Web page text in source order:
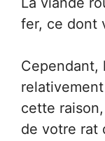
fer, ce dont
Cependant,
cette
de votre rat